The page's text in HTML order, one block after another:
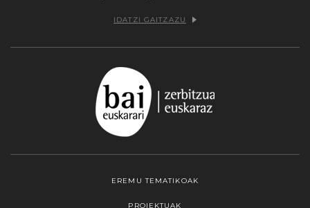
IDATZI GAITZAZU
EREMU TEMATIKOAK
PROIEKTUAK